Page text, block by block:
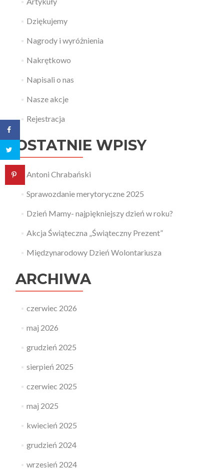
Dziękujemy
Nagrody i wyróżnienia
Nakrętkowo
Napisali o nas
Nasze akcje
Rejestracja
OSTATNIE WPISY
Antoni Chrabański
Sprawozdanie merytoryczne 2025
Dzień Mamy- najpiękniejszy dzień w roku?
Akcja Świąteczna „Świąteczny Prezent”
Międzynarodowy Dzień Wolontariusza
ARCHIWA
czerwiec 2026
maj 2026
grudzień 2025
sierpień 2025
czerwiec 2025
maj 2025
kwiecień 2025
grudzień 2024
wrzesień 2024